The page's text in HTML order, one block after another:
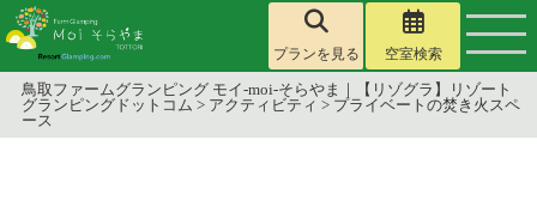
プランを見る 空室検索
鳥取ファームグランピング モイ-moi-そらやま｜【リゾグラ】リゾート
グランピングドットコム > アクティビティ > プライベートの焚き火スペ
ース